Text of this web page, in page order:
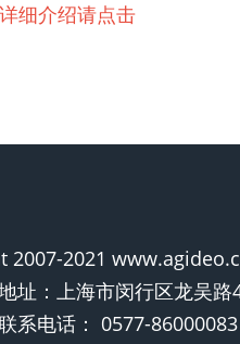
详细介绍请点击
2007-2021
址：上海市闵行区龙吴路
系电话： 0577-